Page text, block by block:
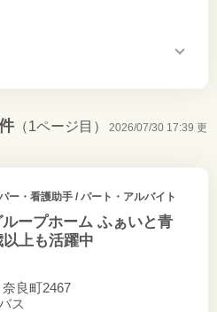
（1ページ目）
2026/07/30 17:39 更
ー・看護助手 / パート・アルバイト
ープホーム ふぁいと青
上も活躍中
良町2467
ス